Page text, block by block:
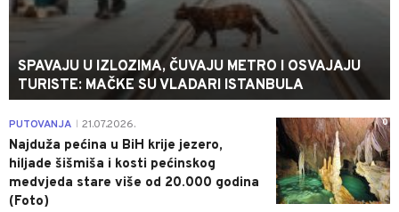
SPAVAJU U IZLOZIMA, ČUVAJU METRO I OSVAJAJU
TURISTE: MAČKE SU VLADARI ISTANBULA
0
PUTOVANJA 21.07.2026.
Najduža pećina u BiH krije jezero,
hiljade šišmiša i kosti pećinskog
medvjeda stare više od 20.000 godina
(Foto)